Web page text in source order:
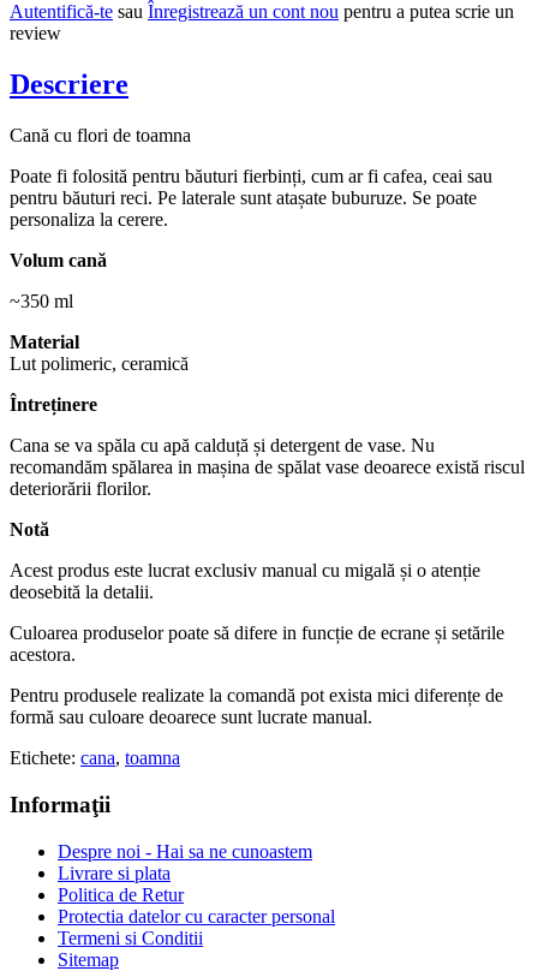
Autentifică-te sau Înregistrează un cont nou pentru a putea scrie un
review
Descriere
Cană cu flori de toamna
Poate fi folosită pentru băuturi fierbinți, cum ar fi cafea, ceai sau
pentru băuturi reci. Pe laterale sunt atașate buburuze. Se poate
personaliza la cerere.
Volum cană
~350 ml
Material
Lut polimeric, ceramică
Întreținere
Cana se va spăla cu apă calduță și detergent de vase. Nu
recomandăm spălarea in mașina de spălat vase deoarece există riscul
deteriorării florilor.
Notă
Acest produs este lucrat exclusiv manual cu migală și o atenție
deosebită la detalii.
Culoarea produselor poate să difere in funcție de ecrane și setările
acestora.
Pentru produsele realizate la comandă pot exista mici diferențe de
formă sau culoare deoarece sunt lucrate manual.
Etichete: cana, toamna
Informaţii
Despre noi - Hai sa ne cunoastem
Livrare si plata
Politica de Retur
Protectia datelor cu caracter personal
Termeni si Conditii
Sitemap